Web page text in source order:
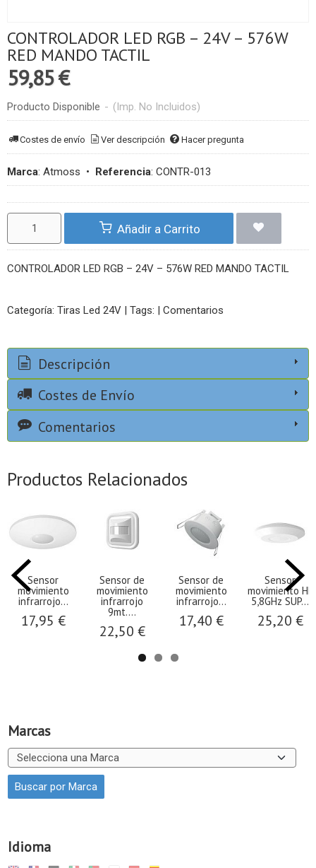
Marcas
Idioma
CONTROLADOR LED RGB – 24V – 576W
RED MANDO TACTIL
59,85 €
Producto Disponible - (Imp. No Incluidos)
Costes de envío Ver descripción Hacer pregunta
Marca: Atmoss • Referencia: CONTR-013
Añadir a Carrito
CONTROLADOR LED RGB – 24V – 576W RED MANDO TACTIL
Categoría: Tiras Led 24V | Tags: | Comentarios
Descripción
Costes de Envío
Comentarios
Productos Relacionados
Sensor
movimiento
infrarrojo...
17,95 €
Sensor de
movimiento
infrarrojo
9mt....
22,50 €
Sensor de
movimiento
infrarrojo...
17,40 €
Sensor
movimiento HF
5,8GHz SUP...
25,20 €